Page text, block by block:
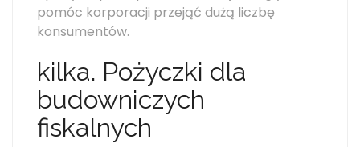
pomóc korporacji przejąć dużą liczbę
konsumentów.
kilka. Pożyczki dla
budowniczych
fiskalnych